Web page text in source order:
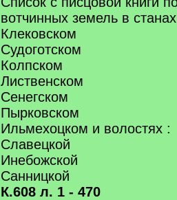
вотчинных земель в
Клековском
Судоготском
Колпском
Лиственском
Сенегском
Пырковском
Ильмехоцком и волостях :
Славецкой
Инебожской
Санницкой
К.608 л. 1 - 470